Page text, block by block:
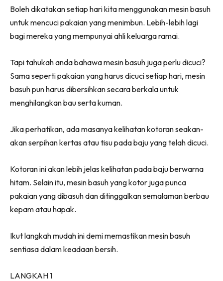
(Twitter)
Boleh dikatakan setiap hari kita menggunakan mesin basuh
untuk mencuci pakaian yang menimbun. Lebih-lebih lagi
bagi mereka yang mempunyai ahli keluarga ramai.
Tapi tahukah anda bahawa mesin basuh juga perlu dicuci?
Sama seperti pakaian yang harus dicuci setiap hari, mesin
basuh pun harus dibersihkan secara berkala untuk
menghilangkan bau serta kuman.
Jika perhatikan, ada masanya kelihatan kotoran seakan-
akan serpihan kertas atau tisu pada baju yang telah dicuci.
Kotoran ini akan lebih jelas kelihatan pada baju berwarna
hitam. Selain itu, mesin basuh yang kotor juga punca
pakaian yang dibasuh dan ditinggalkan semalaman berbau
kepam atau hapak.
Ikut langkah mudah ini demi memastikan mesin basuh
sentiasa dalam keadaan bersih.
LANGKAH 1